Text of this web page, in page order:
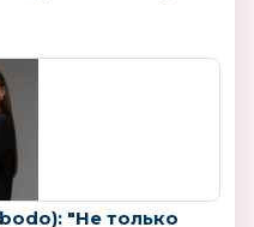
"Не только